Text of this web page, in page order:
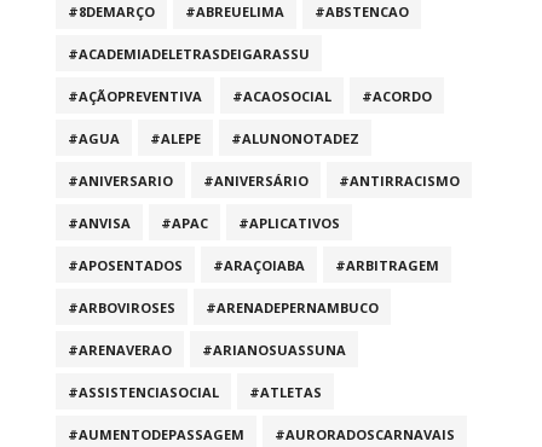
#8DEMARÇO #ABREUELIMA #ABSTENCAO
#ACADEMIADELETRASDEIGARASSU
#AÇÃOPREVENTIVA #ACAOSOCIAL #ACORDO
#AGUA #ALEPE #ALUNONOTADEZ
#ANIVERSARIO #ANIVERSÁRIO #ANTIRRACISMO
#ANVISA #APAC #APLICATIVOS
#APOSENTADOS #ARAÇOIABA #ARBITRAGEM
#ARBOVIROSES #ARENADEPERNAMBUCO
#ARENAVERAO #ARIANOSUASSUNA
#ASSISTENCIASOCIAL #ATLETAS
#AUMENTODEPASSAGEM #AURORADOSCARNAVAIS